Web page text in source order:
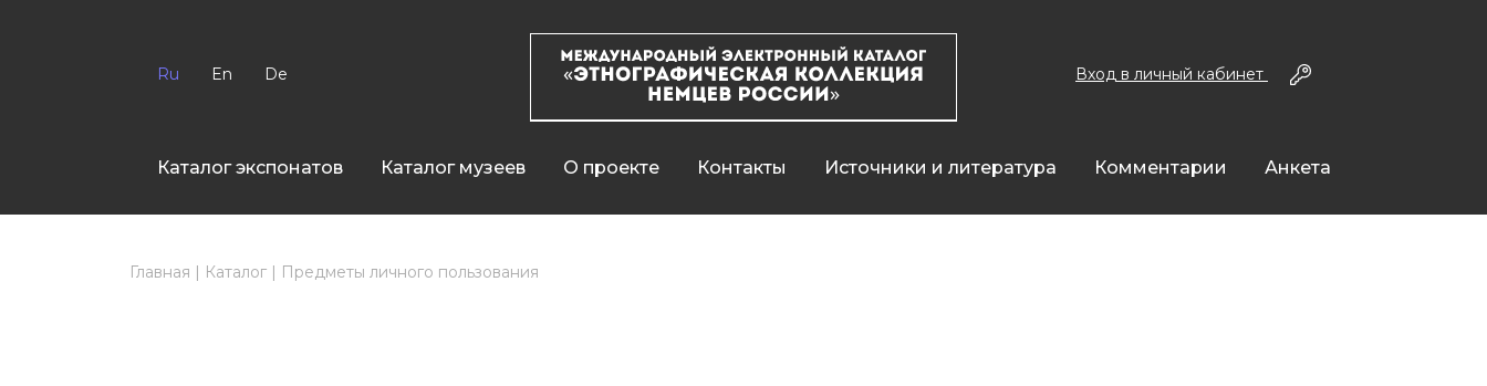
Ru En De Вход в личный кабинет
Каталог экспонатов Каталог музеев О проекте Контакты Источники и литература Комментарии Анкета
Главная | Каталог | Предметы личного пользования